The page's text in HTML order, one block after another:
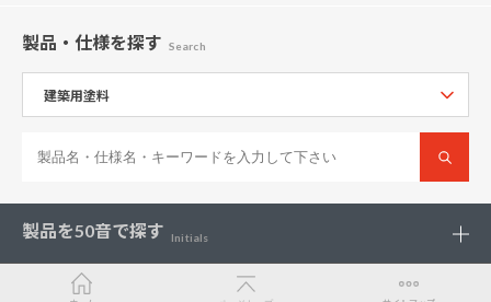
製品・仕様を探す Search
製品を50音で探す Initials